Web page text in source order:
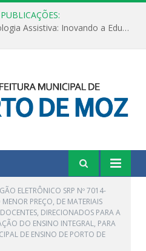
Inteligência Artificial e Tecnologia Assistiva: Inovando a Educação Especial e Inclusiva
ELETRÔNICO SRP Nº 7014-
PREÇO, DE MATERIAIS
DIRECIONADOS PARA A
DO ENSINO INTEGRAL, PARA
DE ENSINO DE PORTO DE